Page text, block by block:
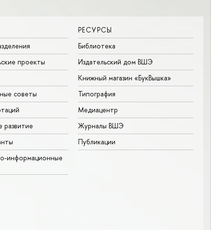
проекты
советы
развитие
информационные
РЕСУРСЫ
Библиотека
Издательский дом ВШЭ
Книжный магазин «БукВышка»
Типография
Медиацентр
Журналы ВШЭ
Публикации